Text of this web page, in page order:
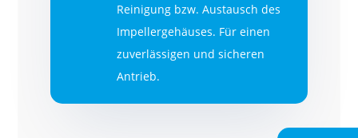
Reinigung bzw. Austausch des
Impellergehäuses. Für einen
zuverlässigen und sicheren
Antrieb.